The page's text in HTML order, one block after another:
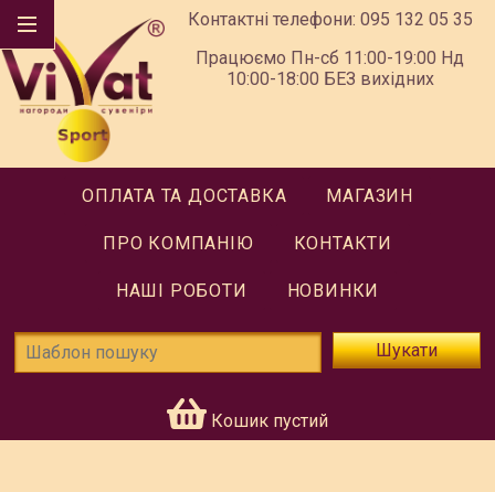
Контактні телефони: 095 132 05 35
Працюємо Пн-сб 11:00-19:00 Нд
10:00-18:00 БЕЗ вихідних
ОПЛАТА ТА ДОСТАВКА МАГАЗИН
ПРО КОМПАНІЮ КОНТАКТИ
НАШІ РОБОТИ НОВИНКИ
Шукати
Кошик пустий